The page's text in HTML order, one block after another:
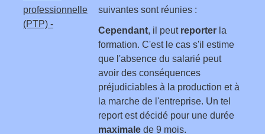
professionnelle
(PTP) -
suivantes sont réunies :
Cependant, il peut reporter la
formation. C'est le cas s'il estime
que l'absence du salarié peut
avoir des conséquences
préjudiciables à la production et à
la marche de l'entreprise. Un tel
report est décidé pour une durée
maximale de 9 mois.